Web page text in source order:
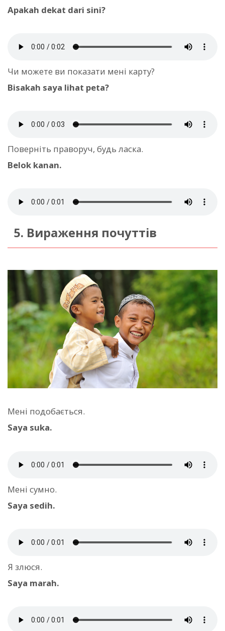
Apakah dekat dari sini?
Чи можете ви показати мені карту?
Bisakah saya lihat peta?
Поверніть праворуч, будь ласка.
Belok kanan.
5. Вираження почуттів
Мені подобається.
Saya suka.
Мені сумно.
Saya sedih.
Я злюся.
Saya marah.